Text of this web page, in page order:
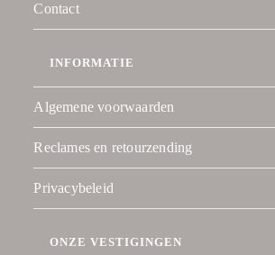
Contact
INFORMATIE
Algemene voorwaarden
Reclames en retourzending
Privacybeleid
ONZE VESTIGINGEN